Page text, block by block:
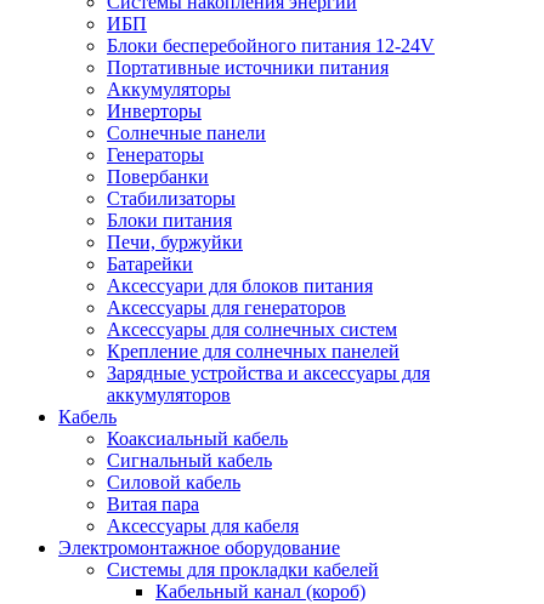
ИБП
Блоки бесперебойного питания 12-24V
Портативные источники питания
Аккумуляторы
Инверторы
Солнечные панели
Генераторы
Повербанки
Стабилизаторы
Блоки питания
Печи, буржуйки
Батарейки
Аксессуари для блоков питания
Аксессуары для генераторов
Аксессуары для солнечных систем
Крепление для солнечных панелей
Зарядные устройства и аксессуары для
аккумуляторов
Кабель
Коаксиальный кабель
Сигнальный кабель
Силовой кабель
Витая пара
Аксессуары для кабеля
Электромонтажное оборудование
Системы для прокладки кабелей
Кабельный канал (короб)